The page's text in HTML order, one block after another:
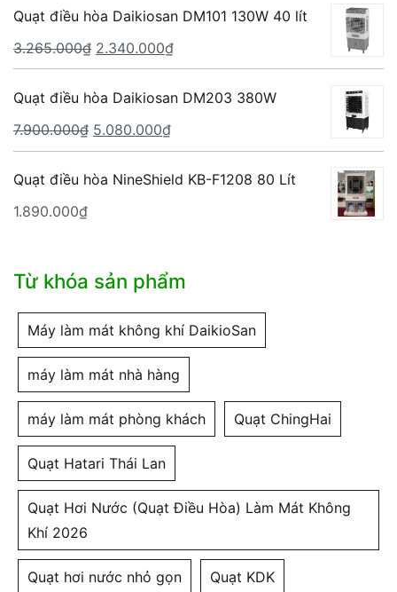
là:
6.560.000₫.
tại
là:
4.760.000₫.
Quạt điều hòa Daikiosan DM101 130W 40 lít
3.265.000₫ Giá
gốc
là:
3.265.000₫.
2.340.000₫Giá
hiện
tại
Quạt điều hòa Daikiosan DM203 380W
7.900.000₫ Giá
gốc
là:
5.080.000₫Giá
hiện
tại
Quạt điều hòa NineShield KB-F1208 80 Lít
1.890.000₫
Từ khóa sản phẩm
Máy làm mát không khí DaikioSan
máy làm mát nhà hàng
máy làm mát phòng khách Quạt ChingHai
Quạt Hatari Thái Lan
Quạt Hơi Nước (Quạt Điều Hòa) Làm Mát Không
Khí 2026
Quạt hơi nước nhỏ gọn Quạt KDK